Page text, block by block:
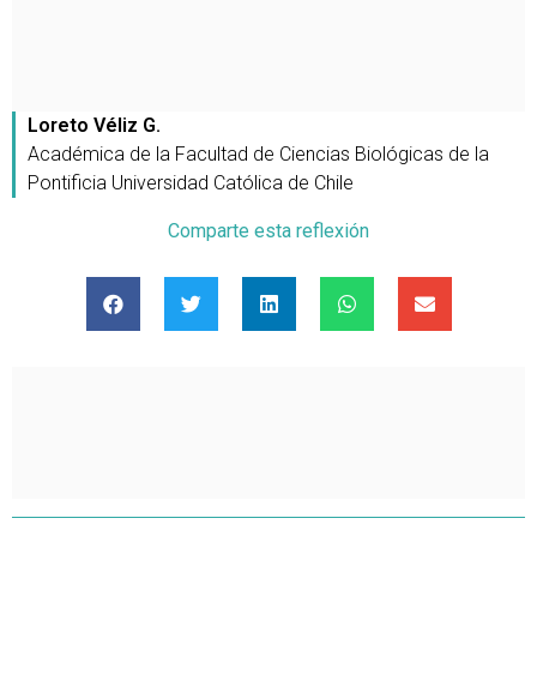
Loreto Véliz G.
Académica de la Facultad de Ciencias Biológicas de la
Pontificia Universidad Católica de Chile
Comparte esta reflexión